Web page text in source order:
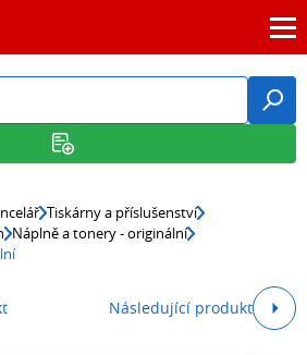
Tiskárny a příslušenství
Náplně a tonery - originální
Následující produkt